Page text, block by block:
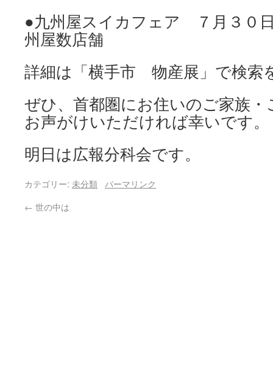
●九州屋スイカフェア ７月３０
州屋数店舗
詳細は「横手市 物産展」で検索
ぜひ、首都圏にお住いのご家族・
お声がけいただければ幸いです。
明日は広報分科会です。
カテゴリー: 未分類
パーマリンク
← 世の中は